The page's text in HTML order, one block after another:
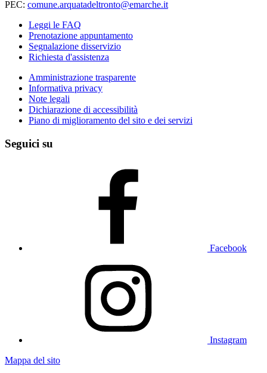
PEC: comune.arquatadeltronto@emarche.it
Leggi le FAQ
Prenotazione appuntamento
Segnalazione disservizio
Richiesta d'assistenza
Amministrazione trasparente
Informativa privacy
Note legali
Dichiarazione di accessibilità
Piano di miglioramento del sito e dei servizi
Seguici su
Facebook
Instagram
Mappa del sito